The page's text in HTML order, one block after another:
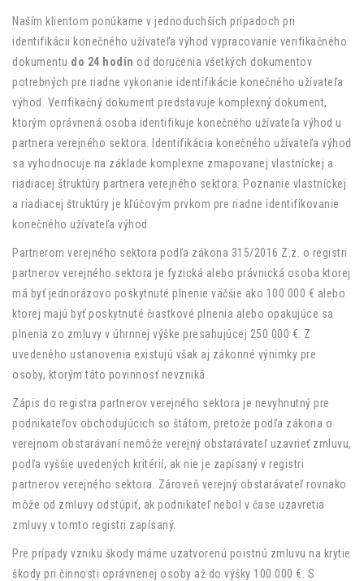
Naším klientom ponúkame v jednoduchších prípadoch pri
identifikácii konečného užívateľa výhod vypracovanie verifikačného
dokumentu do 24 hodín od doručenia všetkých dokumentov
potrebných pre riadne vykonanie identifikácie konečného užívateľa
výhod. Verifikačný dokument predstavuje komplexný dokument,
ktorým oprávnená osoba identifikuje konečného užívateľa výhod u
partnera verejného sektora. Identifikácia konečného užívateľa výhod
sa vyhodnocuje na základe komplexne zmapovanej vlastníckej a
riadiacej štruktúry partnera verejného sektora. Poznanie vlastníckej
a riadiacej štruktúry je kľúčovým prvkom pre riadne identifikovanie
konečného užívateľa výhod.
Partnerom verejného sektora podľa zákona 315/2016 Z.z. o registri
partnerov verejného sektora je fyzická alebo právnická osoba ktorej
má byť jednorázovo poskytnuté plnenie väčšie ako 100 000 € alebo
ktorej majú byť poskytnuté čiastkové plnenia alebo opakujúce sa
plnenia zo zmluvy v úhrnnej výške presahujúcej 250 000 €. Z
uvedeného ustanovenia existujú však aj zákonné výnimky pre
osoby, ktorým táto povinnosť nevzniká.
Zápis do registra partnerov verejného sektora je nevyhnutný pre
podnikateľov obchodujúcich so štátom, pretože podľa zákona o
verejnom obstarávaní nemôže verejný obstarávateľ uzavrieť zmluvu,
podľa vyššie uvedených kritérií, ak nie je zapísaný v registri
partnerov verejného sektora. Zároveň verejný obstarávateľ rovnako
môže od zmluvy odstúpiť, ak podnikateľ nebol v čase uzavretia
zmluvy v tomto registri zapísaný.
Pre prípady vzniku škody máme uzatvorenú poistnú zmluvu na krytie
škody pri činnosti oprávnenej osoby až do výšky 100 000 €. S